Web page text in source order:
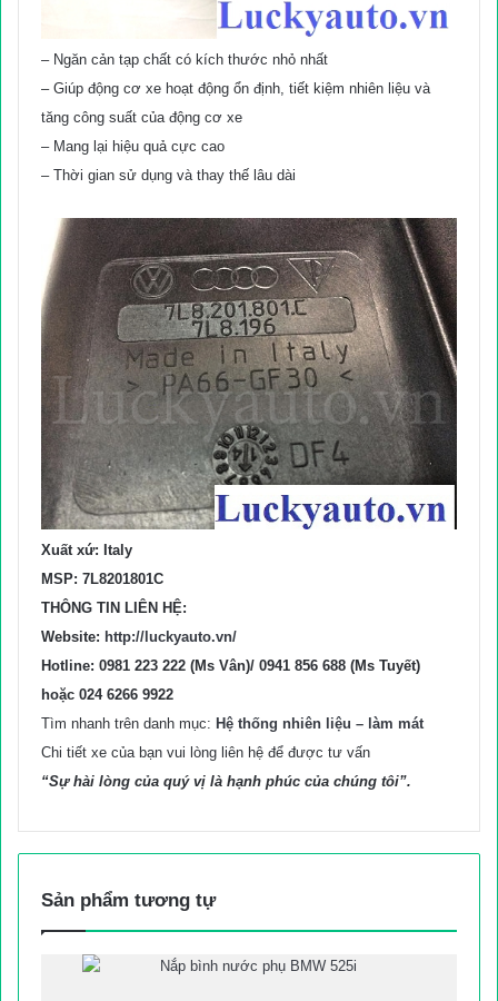
– Ngăn cản tạp chất có kích thước nhỏ nhất
– Giúp động cơ xe hoạt động ổn định, tiết kiệm nhiên liệu và
tăng công suất của động cơ xe
– Mang lại hiệu quả cực cao
– Thời gian sử dụng và thay thế lâu dài
Xuất xứ: Italy
MSP: 7L8201801C
THÔNG TIN LIÊN HỆ:
Website: http://luckyauto.vn/
Hotline: 0981 223 222 (Ms Vân)/ 0941 856 688 (Ms Tuyết)
hoặc 024 6266 9922
Tìm nhanh trên danh mục: Hệ thống nhiên liệu – làm mát
Chi tiết xe của bạn vui lòng liên hệ để được tư vấn
“Sự hài lòng của quý vị là hạnh phúc của chúng tôi”.
Sản phẩm tương tự